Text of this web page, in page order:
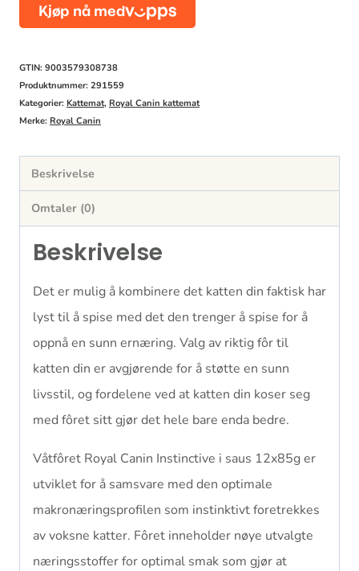
Instinctive
saus
12x85g
antall
GTIN: 9003579308738
Produktnummer: 291559
Kategorier: Kattemat, Royal Canin kattemat
Merke: Royal Canin
Beskrivelse
Omtaler (0)
Beskrivelse
Det er mulig å kombinere det katten din faktisk har
lyst til å spise med det den trenger å spise for å
oppnå en sunn ernæring. Valg av riktig fôr til
katten din er avgjørende for å støtte en sunn
livsstil, og fordelene ved at katten din koser seg
med fôret sitt gjør det hele bare enda bedre.
Våtfôret Royal Canin Instinctive i saus 12x85g er
utviklet for å samsvare med den optimale
makronæringsprofilen som instinktivt foretrekkes
av voksne katter. Fôret inneholder nøye utvalgte
næringsstoffer for optimal smak som gjør at